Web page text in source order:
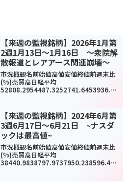
【来週の監視銘柄】2026年1月第
2週1月13日～1月16日 ～衆院解
散報道とレアアース関連崩壊～
市況概観名前始値高値安値終値前週末比
(%)売買高日経平均
52808.2954487.3252741.6453936.17
【来週の監視銘柄】2024年6月第
3週6月17日～6月21日 ~ナスダ
ックは最高値~
市況概観名前始値高値安値終値前週末比
(%)売買高日経平均
38440.9838797.9737950.238596.47-